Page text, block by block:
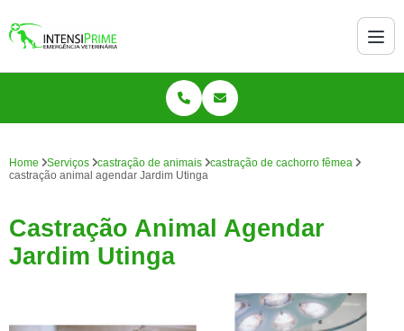
Home Serviços castração de animais
castração de cachorro fêmea
castração animal agendar Jardim Utinga
Castração Animal Agendar
Jardim Utinga